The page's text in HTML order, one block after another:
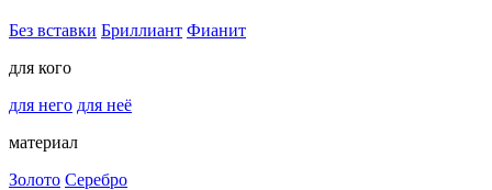
Без вставки Бриллиант Фианит
для кого
для него для неё
материал
Золото Серебро